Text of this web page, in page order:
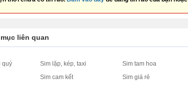
liên quan
quý Sim lặp, kép, taxi Sim tam hoa
Sim cam kết Sim giá rẻ